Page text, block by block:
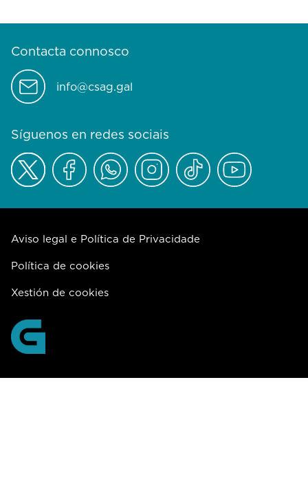
Contacta connosco
info@csag.gal
Síguenos en redes sociais
Aviso legal e Política de Privacidade
Política de cookies
Xestión de cookies